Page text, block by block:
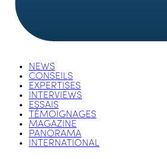
NEWS
CONSEILS
EXPERTISES
INTERVIEWS
ESSAIS
TÉMOIGNAGES
MAGAZINE
PANORAMA
INTERNATIONAL